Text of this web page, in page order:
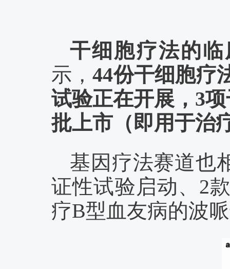
干细胞疗法的
示，44份干细胞疗
试验正在开展，3
批上市（即用于治
基因疗法赛道也
证性试验启动、2
疗B型血友病的波